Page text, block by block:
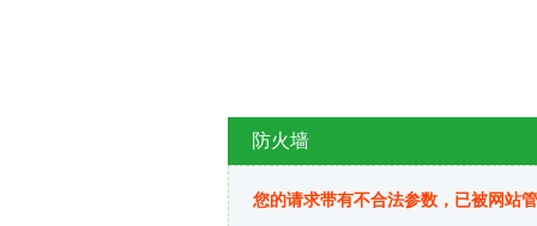
防火墙
您的请求带有不合法参数，已被网站